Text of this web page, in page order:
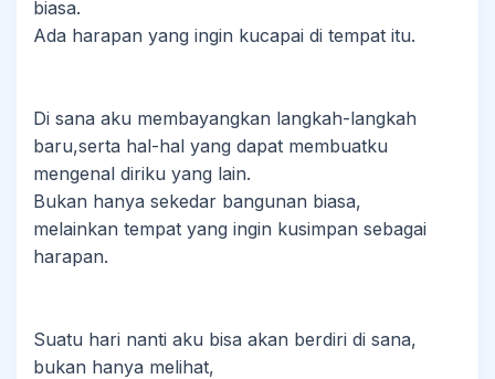
biasa.
Ada harapan yang ingin kucapai di tempat itu.
Di sana aku membayangkan langkah-langkah
baru,serta hal-hal yang dapat membuatku
mengenal diriku yang lain.
Bukan hanya sekedar bangunan biasa,
melainkan tempat yang ingin kusimpan sebagai
harapan.
Suatu hari nanti aku bisa akan berdiri di sana,
bukan hanya melihat,